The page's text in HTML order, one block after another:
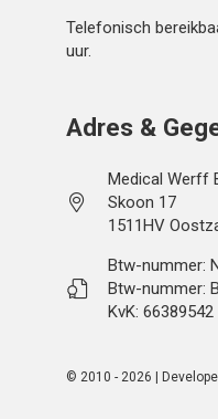
Telefonisch
uur.
Adres &
Medical Werff
Skoon 17
1511HV
Btw-nummer:
Btw-nummer:
KvK: 66389542
© 2010 - 2026 |